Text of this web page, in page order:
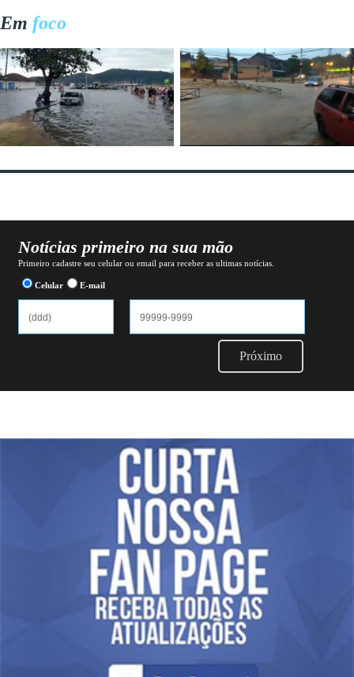
Em foco
Notícias primeiro na sua mão
Primeiro cadastre seu celular ou email para receber as ultimas notícias.
Celular E-mail
Próximo